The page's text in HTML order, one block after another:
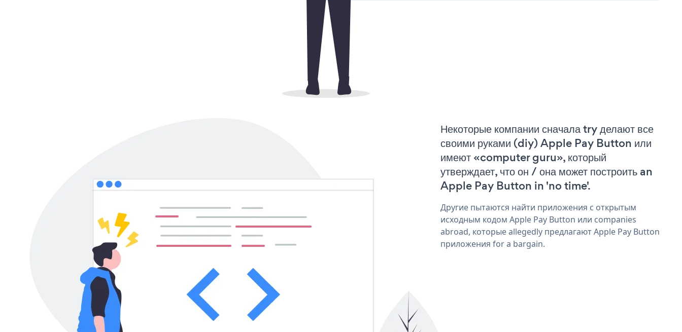
Некоторые компании сначала try делают все
своими руками (diy) Apple Pay Button или
имеют «computer guru», который
утверждает, что он / она может построить an
Apple Pay Button in 'no time'.
Другие пытаются найти приложения с открытым
исходным кодом Apple Pay Button или companies
abroad, которые allegedly предлагают Apple Pay Button
приложения for a bargain.